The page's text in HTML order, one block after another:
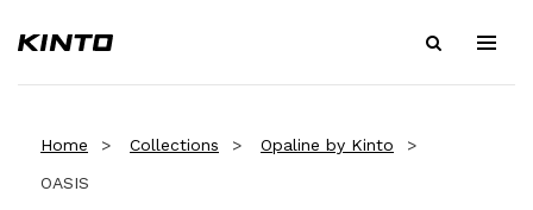
Home Collections
Opaline by Kinto
OASIS